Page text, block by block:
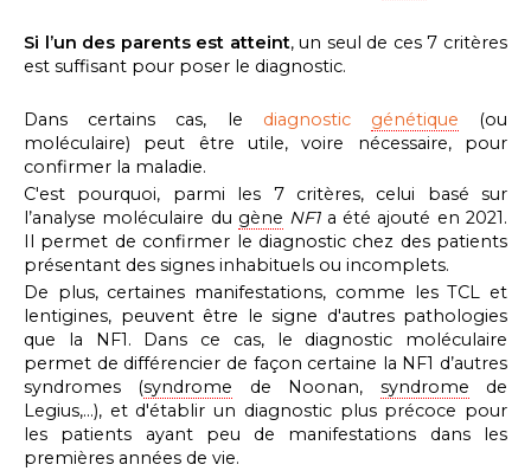
Si l’un des parents est atteint, un seul de ces 7 critères
est suffisant pour poser le diagnostic.
Dans certains cas, le diagnostic génétique
(ou
moléculaire) peut être utile, voire nécessaire, pour
confirmer la maladie.
C'est pourquoi, parmi les 7 critères, celui basé sur
l’analyse moléculaire du gène NF1a été ajouté en 2021.
Il permet de confirmer le diagnostic chez des patients
présentant des signes inhabituels ou incomplets.
De plus, certaines manifestations, comme les TCL et
lentigines, peuvent être le signe d'autres pathologies
que la NF1. Dans ce cas, le diagnostic moléculaire
permet de différencier de façon certaine la NF1 d’autres
syndromes (syndrome de Noonan, syndrome de
Legius,…), et d'établir un diagnostic plus précoce pour
les patients ayant peu de manifestations dans les
premières années de vie.